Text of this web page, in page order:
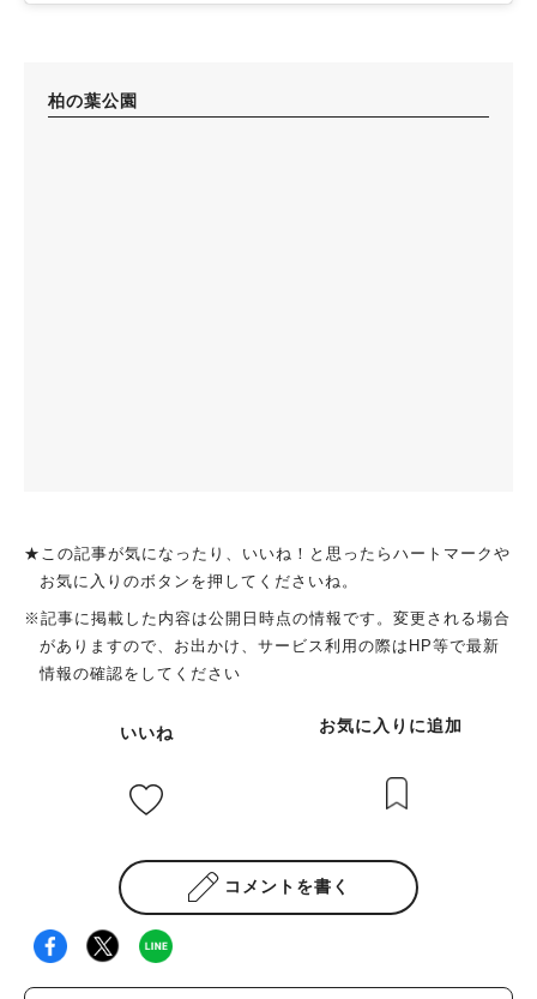
柏の葉公園
★この記事が気になったり、いいね！と思ったらハートマークや
お気に入りのボタンを押してくださいね。
※記事に掲載した内容は公開日時点の情報です。変更される場合
がありますので、お出かけ、サービス利用の際はHP等で最新
情報の確認をしてください
いいね お気に入りに追加
コメントを書く